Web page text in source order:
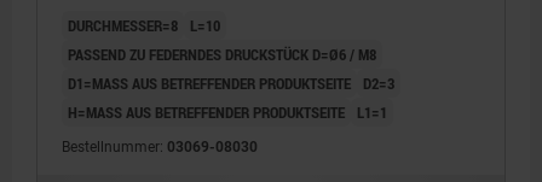
DURCHMESSER=8
L=10
PASSEND ZU FEDERNDES DRUCKSTÜCK D=Ø6 / M8
D1=MASS AUS BETREFFENDER PRODUKTSEITE
D2=3
H=MASS AUS BETREFFENDER PRODUKTSEITE
L1=1
Bestellnummer: 03069-08030